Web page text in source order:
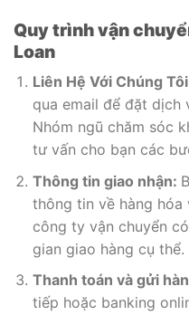
Quy trình vận
Loan
Liên Hệ Với Chúng Tôi
qua email để đặt dịch
Nhóm ngũ chăm sóc
tư vấn cho bạn các
Thông tin giao nhận:
thông tin về hàng
công ty vận chuyển
gian giao hàng cụ thể.
Thanh toán và gửi
tiếp hoặc banking